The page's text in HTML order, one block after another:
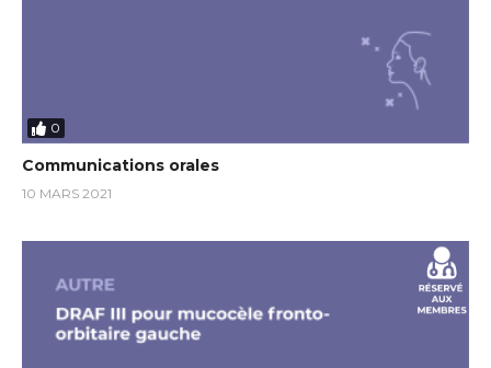
0
Communications orales
10 MARS 2021